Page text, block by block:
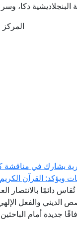
البنجلاديشية دكا،
المركز
يشارك في مناقشة
ويؤكد: القرآن
تُقاس دائمًا بالانتصار
الديني والفعل
جديدة أمام